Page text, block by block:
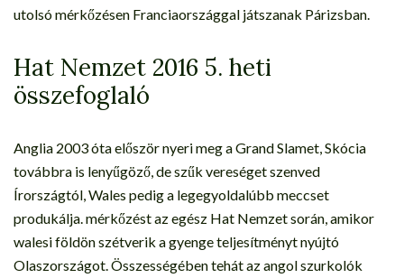
utolsó mérkőzésen Franciaországgal játszanak Párizsban.
Hat Nemzet 2016 5. heti
összefoglaló
Anglia 2003 óta először nyeri meg a Grand Slamet, Skócia
továbbra is lenyűgöző, de szűk vereséget szenved
Írországtól, Wales pedig a legegyoldalúbb meccset
produkálja. mérkőzést az egész Hat Nemzet során, amikor
walesi földön szétverik a gyenge teljesítményt nyújtó
Olaszországot. Összességében tehát az angol szurkolók